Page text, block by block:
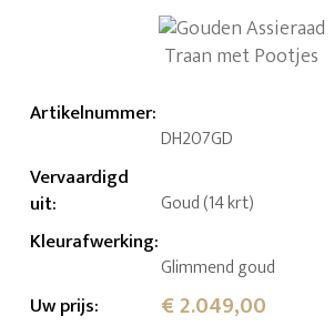
Artikelnummer:
DH207GD
Vervaardigd
uit: Goud (14 krt)
Kleurafwerking:
Glimmend goud
Uw prijs: € 2.049,00